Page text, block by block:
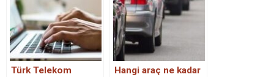
İstanbul toplu taşıma
İETT tam, öğrenci
zamlı fiyatları!
Türk Telekom
Hangi araç ne kadar